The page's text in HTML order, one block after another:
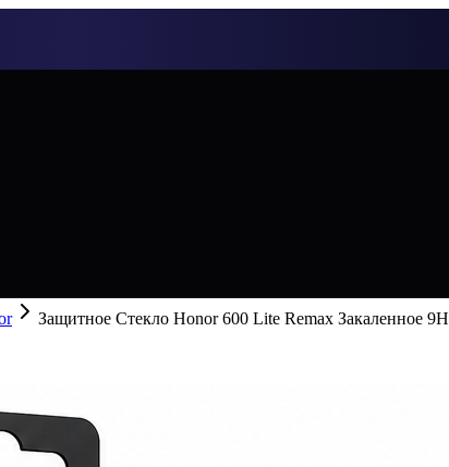
Защитное Стекло Honor 600 Lite Remax Закаленное 9H